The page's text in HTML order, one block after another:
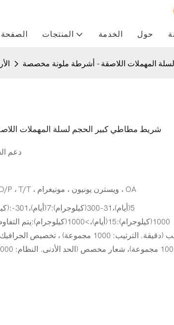
المنتجات الخدمة حول
المهملات اللاصقة - أشرطة ملونة مخصصة
شريط مطاطي كبير الحجم لسلة المهملات
دعم
L/C ، D/A ، D/P ، T/T ، ويسترن يونيون ، مونيغرام ، OA
1000(كيلوجرام):15(أيام)،>1000(كيلوجرام):يتم التفاوض عليه (أيام)
التعبئة والتغليف حسب الطلب (دقيقة. الترتيب: 1000 مجموعة) ،